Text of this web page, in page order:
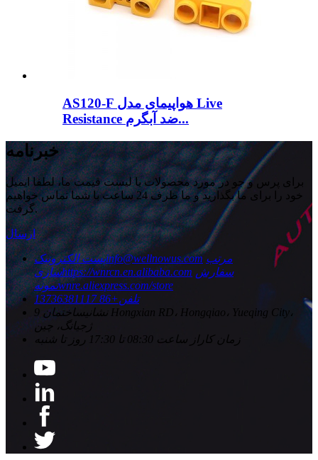
AS120-F هواپیمای مدل Live
Resistance ضد آبگرم...
خبرنامه
برای پرس و جو در مورد محصولات یا لیست قیمت ما، لطفا ایمیل
خود را برای ما بگذارید و ما ظرف 24 ساعت با شما تماس خواهیم
گرفت.
ارسال
پست الکترونیکinfo@wellnowus.com مرتب
سازیhttps://wnrcn.en.alibaba.com سفارش
نمونهwnre.aliexpress.com/store
تلفن+86 13736381117
نشانی
ساختمان 9 Hongxian RD، Hongqiao، Yueqing City،
ژجیانگ، چین
زمان کاراز ساعت 08:30 تا 17:30 روز تا شنبه